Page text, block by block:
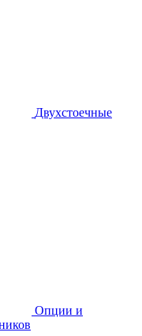
Двухстоечные
Опции и